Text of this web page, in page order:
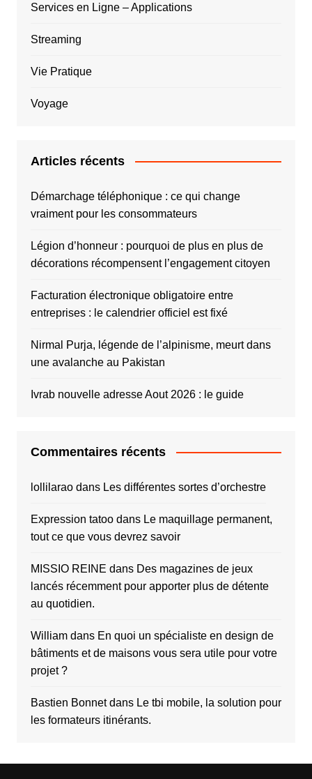
Services en Ligne – Applications
Streaming
Vie Pratique
Voyage
Articles récents
Démarchage téléphonique : ce qui change
vraiment pour les consommateurs
Légion d’honneur : pourquoi de plus en plus de
décorations récompensent l’engagement citoyen
Facturation électronique obligatoire entre
entreprises : le calendrier officiel est fixé
Nirmal Purja, légende de l’alpinisme, meurt dans
une avalanche au Pakistan
Ivrab nouvelle adresse Aout 2026 : le guide
Commentaires récents
lollilaraodans Les différentes sortes d’orchestre
Expression tatoodans Le maquillage permanent,
tout ce que vous devrez savoir
MISSIO REINE dans Des magazines de jeux
lancés récemment pour apporter plus de détente
au quotidien.
Williamdans En quoi un spécialiste en design de
bâtiments et de maisons vous sera utile pour votre
projet ?
Bastien Bonnetdans Le tbi mobile, la solution pour
les formateurs itinérants.